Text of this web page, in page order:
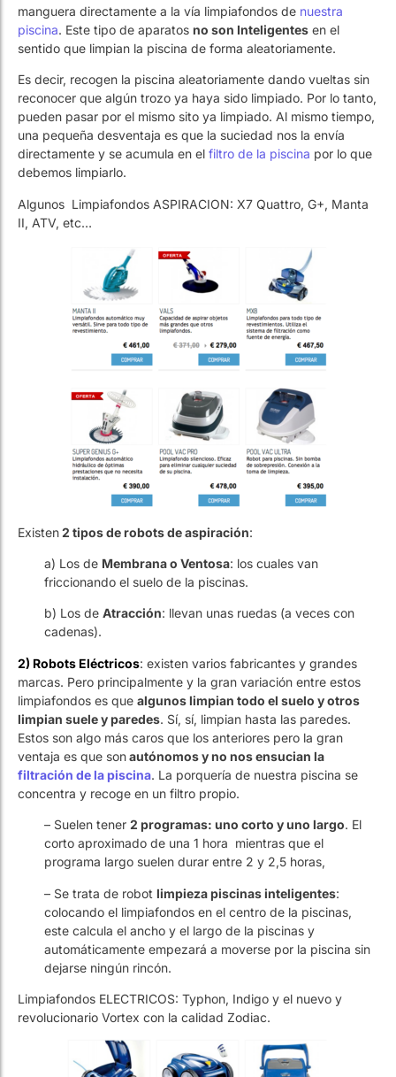
Es decir, recogen la piscina aleatoriamente dando vueltas sin
reconocer que algún trozo ya haya sido limpiado. Por lo tanto,
pueden pasar por el mismo sito ya limpiado. Al mismo tiempo,
directamente y se acumula en elfiltro de la piscinapor lo que
debemos limpiarlo.
Algunos Limpiafondos ASPIRACION: X7 Quattro, G+, Manta
II, ATV, etc…
2 tipos de robots de aspiración:
Membrana o Ventosa: los cuales van
friccionando el suelo de la piscinas.
b) Los de Atracción: llevan unas ruedas (a veces con
cadenas).
: existen varios fabricantes y grandes
marcas. Pero principalmente y la gran variación entre estos
limpiafondos es que
Estos son algo más caros que los anteriores pero la gran
ventaja es que sonautónomos y no nos ensucian la
filtración de la piscina. La porquería de nuestra piscina se
concentra y recoge en un filtro propio.
– Suelen tener 2 programas: uno corto y uno largo
corto aproximado de una 1 hora mientras que el
programa largo suelen durar entre 2 y 2,5 horas,
– Se trata de robotlimpieza piscinas inteligentes:
colocando el limpiafondos en el centro de la piscinas,
este calcula el ancho y el largo de la piscinas y
dejarse ningún rincón.
Limpiafondos ELECTRICOS: Typhon, Indigo y el nuevo y
revolucionario Vortex con la calidad Zodiac.